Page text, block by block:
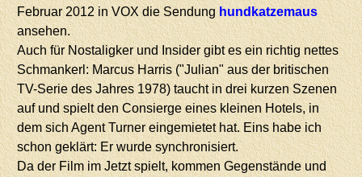
Februar 2012 in VOX die Sendunghundkatzemaus
ansehen.
Auch für Nostaligker und Insider gibt es ein richtig nettes
Schmankerl: Marcus Harris ("Julian" aus der britischen
TV-Serie des Jahres 1978) taucht in drei kurzen Szenen
auf und spielt den Consierge eines kleinen Hotels, in
dem sich Agent Turner eingemietet hat. Eins habe ich
schon geklärt: Er wurde synchronisiert.
Da der Film im Jetzt spielt, kommen Gegenstände und